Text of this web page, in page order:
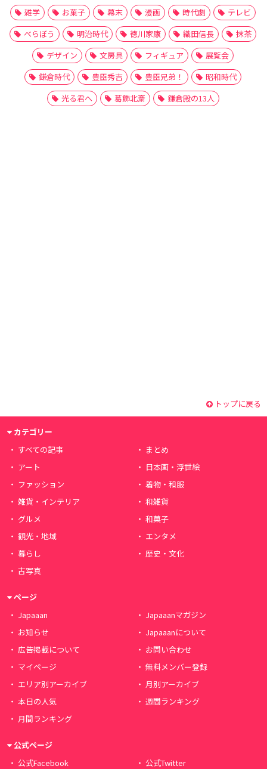
雑学
お菓子 幕末 漫画 時代劇
テレビ
べらぼう
明治時代 徳川家康 織田信長
抹茶
デザイン
文房具 フィギュア
展覧会
鎌倉時代
豊臣秀吉 豊臣兄弟！
昭和時代
光る君へ
葛飾北斎 鎌倉殿の13人
トップに戻る
カテゴリー
すべての記事
まとめ
アート
日本画・浮世絵
ファッション
着物・和服
雑貨・インテリア
和雑貨
グルメ
和菓子
観光・地域
エンタメ
暮らし
歴史・文化
古写真
ページ
Japaaan
Japaaanマガジン
お知らせ
Japaaanについて
広告掲載について
お問い合わせ
マイページ
無料メンバー登録
エリア別アーカイブ
月別アーカイブ
本日の人気
週間ランキング
月間ランキング
公式ページ
公式Facebook
公式Twitter